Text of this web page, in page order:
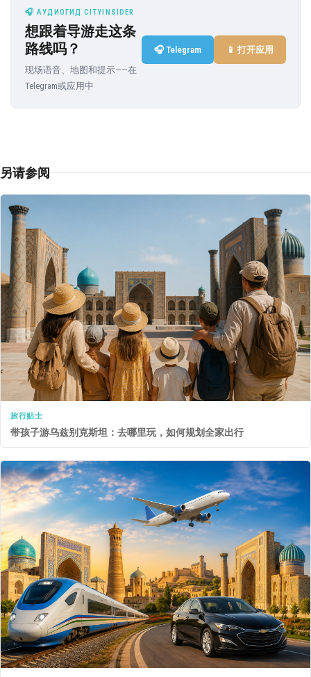
🎧 АУДИОГИД CITYINSIDER
想跟着导游走这条
路线吗？
现场语音、地图和提示——在
Telegram或应用中
🎧 Telegram 📱 打开应用
另请参阅
旅行贴士
带孩子游乌兹别克斯坦：去哪里玩，如何规划全家出行